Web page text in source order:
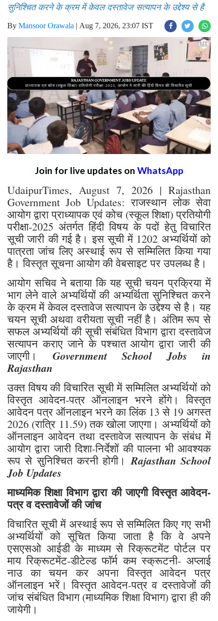
सुनिश्चित करने के क्रम में केवल दस्तावेज सत्यापन के उद्देश्य से है
By Mansoor Orawala | Aug 7, 2026, 23:07 IST
Join for live updates on WhatsApp
UdaipurTimes, August 7, 2026 | Rajasthan
Government Job Updates: राजस्थान लोक सेवा
आयोग द्वारा प्राध्यापक एवं कोच (स्कूल शिक्षा) प्रतियोगी
परीक्षा-2025 अंतर्गत हिंदी विषय के पदों हेतु विचारित
सूची जारी की गई है। इस सूची में 1202 अभ्यर्थियों को
पात्रता जांच लिए अस्थाई रूप से सम्मिलित किया गया
है। विस्तृत सूचना आयोग की वेबसाइट पर उपलब्ध है।
आयोग सचिव ने बताया कि यह सूची चयन प्रक्रिया में
भाग लेने वाले अभ्यर्थियों की अभ्यर्थिता सुनिश्चित करने
के क्रम में केवल दस्तावेज सत्यापन के उद्देश्य से है। यह
चयन सूची अथवा वरीयता सूची नहीं है। अंतिम रूप से
सफल अभ्यर्थियों की सूची संबंधित विभाग द्वारा दस्तावेज
सत्यापन कराए जाने के पश्चात आयोग द्वारा जारी की
जाएगी। Government School Jobs in
Rajasthan
उक्त विषय की विचारित सूची में सम्मिलित अभ्यर्थियों को
विस्तृत आवेदन-पत्र ऑनलाइन भरने होंगे। विस्तृत
आवेदन पत्र ऑनलाइन भरने का लिंक 13 से 19 अगस्त
2026 (रात्रि 11.59) तक खोला जाएगा। अभ्यर्थियों को
ऑनलाइन आवेदन तथा दस्तावेज सत्यापन के संबंध में
आयोग द्वारा जारी दिशा-निर्देशों की पालना भी आवश्यक
रूप से सुनिश्चित करनी होगी।Rajasthan School
Job Updates
माध्यमिक शिक्षा विभाग द्वारा की जाएगी विस्तृत आवेदन-
पत्र व दस्तावेजों की जांच
विचारित सूची में अस्थाई रूप से सम्मिलित किए गए सभी
अभ्यर्थियों को सूचित किया जाता है कि वे अपने
एसएसओ आईडी के माध्यम से रिक्रूटमेंट पोर्टल पर
माय रिक्रूटमेंट-डीटेल्ड फॉर्म कम स्क्रूटनी- अप्लाई
नाउ का चयन कर अपना विस्तृत आवेदन पत्र
ऑनलाइन भरें। विस्तृत आवेदन-पत्र व दस्तावेजों की
जांच संबंधित विभाग (माध्यमिक शिक्षा विभाग) द्वारा ही की
जायेगी।